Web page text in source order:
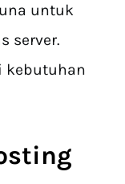
untuk
server.
kebutuhan